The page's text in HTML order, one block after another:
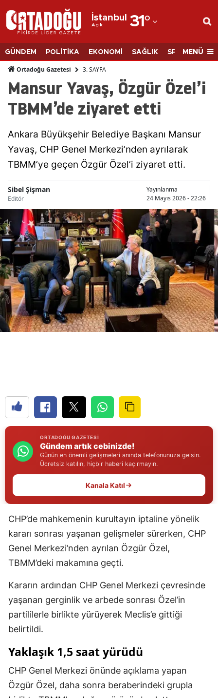
İstanbul
Açık 31°
Adana
Adıyaman
Afyonkarahisar
Ağrı
Amasya
Ankara
Antalya
Artvin
Balıkesir
Bilecik
Bingöl
Bitlis
Bolu
Burdur
Bursa
Denizli
Diyarbakır
Edirne
Elazığ
Erzincan
Eskişehir
Gaziantep
Giresun
Gümüşhane
Isparta
Mersin
İstanbul
GÜNDEM POLİTİKA EKONOMİ SAĞLIK SPORMENÜ
Ortadoğu Gazetesi 3. SAYFA
Mansur Yavaş, Özgür Özel’i
TBMM’de ziyaret etti
Ankara Büyükşehir Belediye Başkanı Mansur
Yavaş, CHP Genel Merkezi’nden ayrılarak
TBMM’ye geçen Özgür Özel’i ziyaret etti.
Sibel Şişman
Editör
Yayınlanma
24 Mayıs 2026 - 22:26
ORTADOĞU GAZETESI
Gündem artık cebinizde!
Günün en önemli gelişmeleri anında telefonunuza gelsin.
Ücretsiz katılın, hiçbir haberi kaçırmayın.
Kanala Katıl
CHP’de mahkemenin kurultayın iptaline yönelik
kararı sonrası yaşanan gelişmeler sürerken, CHP
Genel Merkezi’nden ayrılan Özgür Özel,
TBMM’deki makamına geçti.
Kararın ardından CHP Genel Merkezi çevresinde
yaşanan gerginlik ve arbede sonrası Özel’in
partililerle birlikte yürüyerek Meclis’e gittiği
belirtildi.
Yaklaşık 1,5 saat yürüdü
CHP Genel Merkezi önünde açıklama yapan
Özgür Özel, daha sonra beraberindeki grupla